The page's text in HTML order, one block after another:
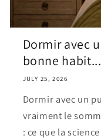
Dormir avec
bonne habit...
JULY 25, 2026
Dormir avec un
vraiment le
: ce que la